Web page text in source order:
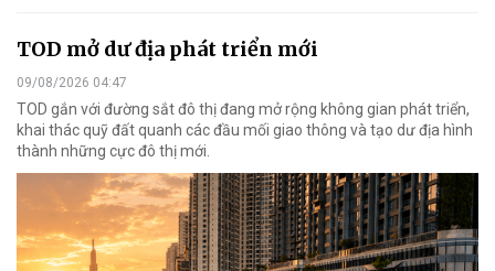
TOD mở dư địa phát triển mới
09/08/2026 04:47
TOD gắn với đường sắt đô thị đang mở rộng không gian phát triển,
khai thác quỹ đất quanh các đầu mối giao thông và tạo dư địa hình
thành những cực đô thị mới.